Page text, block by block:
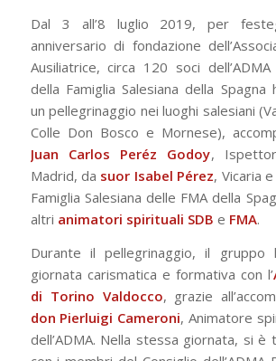
Dal 3 all’8 luglio 2019, per
anniversario di fondazione
Ausiliatrice, circa 120 soci
della Famiglia Salesiana della Spagna
un pellegrinaggio nei luoghi salesiani
Colle Don Bosco e Mornese),
Juan Carlos Peréz Godoy,
Madrid, da suor Isabel Pérez, Vicaria
Famiglia Salesiana delle FMA della
altri animatori spirituali SDB e FMA.
Durante il pellegrinaggio, il gruppo
giornata carismatica e formativa con l’
di Torino Valdocco, grazie
don Pierluigi Cameroni, Animatore
dell’ADMA. Nella stessa giornata, si è